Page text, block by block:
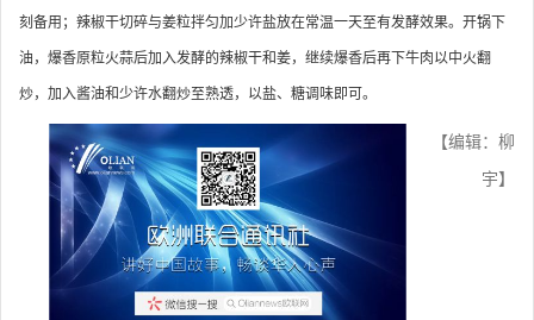
刻备用；辣椒干切碎与姜粒拌匀加少许盐放在常温一天至有发酵效果。开锅下
油，爆香原粒火蒜后加入发酵的辣椒干和姜，继续爆香后再下牛肉以中火翻
炒，加入酱油和少许水翻炒至熟透，以盐、糖调味即可。
【编辑：柳
宇】